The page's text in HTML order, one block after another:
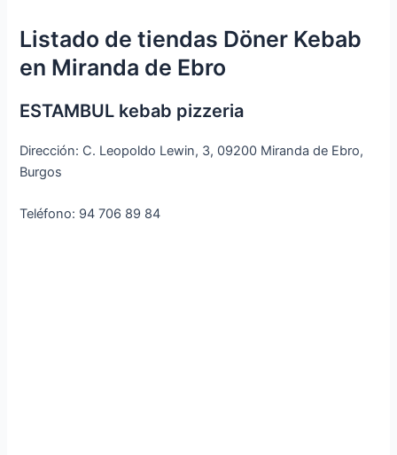
Listado de tiendas Döner Kebab
en Miranda de Ebro
ESTAMBUL kebab pizzeria
Dirección: C. Leopoldo Lewin, 3, 09200 Miranda de Ebro,
Burgos
Teléfono: 94 706 89 84